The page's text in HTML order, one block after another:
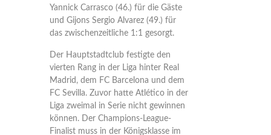
Yannick Carrasco (46.) für die Gäste
und Gijons Sergio Alvarez (49.) für
das zwischenzeitliche 1:1 gesorgt.
Der Hauptstadtclub festigte den
vierten Rang in der Liga hinter Real
Madrid, dem FC Barcelona und dem
FC Sevilla. Zuvor hatte Atlético in der
Liga zweimal in Serie nicht gewinnen
können. Der Champions-League-
Finalist muss in der Königsklasse im